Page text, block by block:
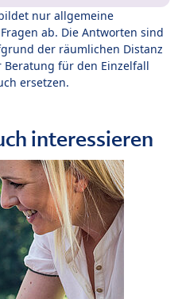
nur allgemeine
ab. Die Antworten sind
der räumlichen Distanz
Beratung für den Einzelfall
ersetzen.
interessieren